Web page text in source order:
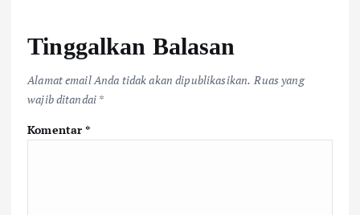
Tinggalkan Balasan
Alamat email Anda tidak akan dipublikasikan. Ruas yang
wajib ditandai *
Komentar*